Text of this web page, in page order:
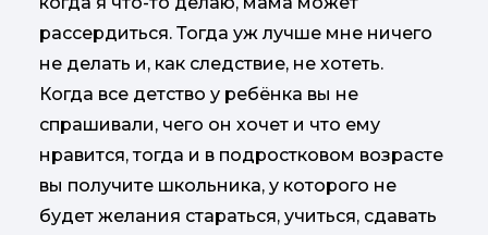
рассердиться. Тогда уж лучше мне ничего
не делать и, как следствие, не хотеть.
Когда все детство у ребёнка вы не
спрашивали, чего он хочет и что ему
нравится, тогда и в подростковом возрасте
вы получите школьника, у которого не
будет желания стараться, учиться, сдавать